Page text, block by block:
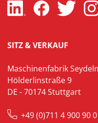
SITZ & VERKAUF
Maschinenfabrik
Hölderlinstraße 9
DE - 70174 Stuttgart
+49 (0)711 4 900 90 0